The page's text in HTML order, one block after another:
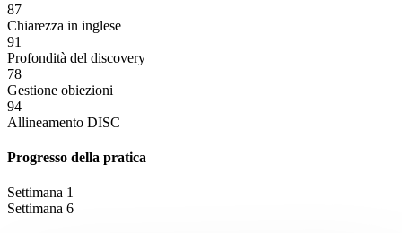
87
Chiarezza in inglese
91
Profondità del discovery
78
Gestione obiezioni
94
Allineamento DISC
Progresso della pratica
Settimana 1
Settimana 6